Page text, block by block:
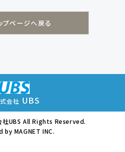
プページへ戻る
会社 UBS
UBS All Rights Reserved.
by MAGNET INC.